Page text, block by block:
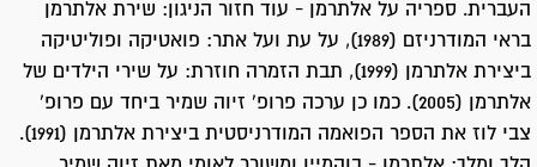
העברית. ספריה על אלתרמן - עוד חזור הניגון: שירת אלתרמן
בראי המודרניזם (1989), על עת ועל אתר: פואטיקה ופוליטיקה
ביצירת אלתרמן (1999), תבת הזמרה חוזרת: על שירי הילדים של
אלתרמן (2005). כמו כן ערכה פרופ' זיוה שמיר ביחד עם פרופ'
צבי לוז את הספר הפואמה המודרניסטית ביצירת אלתרמן (1991).